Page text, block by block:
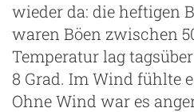
wieder da: die heftigen
waren Böen zwischen
Temperatur lag
8 Grad. Im Wind fühlte
Ohne Wind war es